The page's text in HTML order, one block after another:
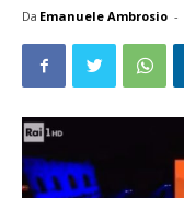
Da Emanuele Ambrosio -